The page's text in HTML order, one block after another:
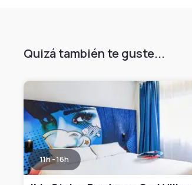
Quizá también te guste...
11h - 16h